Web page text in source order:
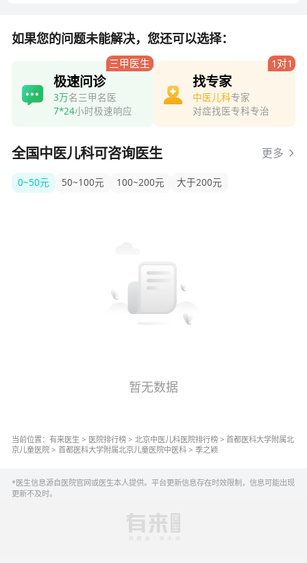
如果您的问题未能解决，您还可以选择：
三甲医生
极速问诊
3万名三甲名医
7*24小时极速响应
1对1
找专家
中医儿科专家
对症找医专科专治
全国中医儿科可咨询医生 更多
0~50元 50~100元 100~200元 大于200元
暂无数据
当前位置： 有来医生 > 医院排行榜 > 北京中医儿科医院排行榜 > 首都医科大学附属北
京儿童医院 > 首都医科大学附属北京儿童医院中医科 > 季之颖
*医生信息源自医院官网或医生本人提供。平台更新信息存在时效限制，信息可能出现
更新不及时。